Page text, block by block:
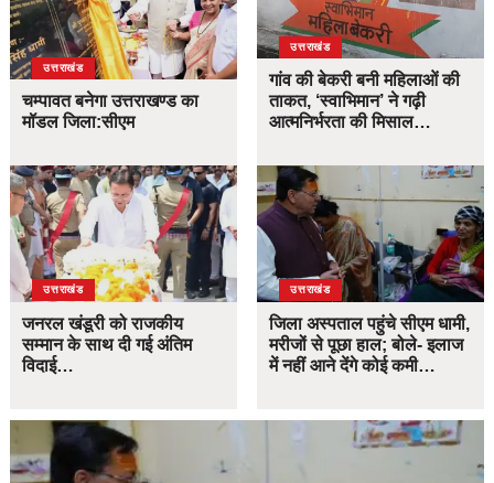
उत्तराखंड
चम्पावत बनेगा उत्तराखण्ड का
मॉडल जिला:सीएम
उत्तराखंड
जनरल खंडूरी को राजकीय
सम्मान के साथ दी गई अंतिम
विदाई…
उत्तराखंड
गांव की बेकरी बनी महिलाओं की
ताकत, ‘स्वाभिमान’ ने गढ़ी
आत्मनिर्भरता की मिसाल…
उत्तराखंड
जिला अस्पताल पहुंचे सीएम धामी,
मरीजों से पूछा हाल; बोले- इलाज
में नहीं आने देंगे कोई कमी…